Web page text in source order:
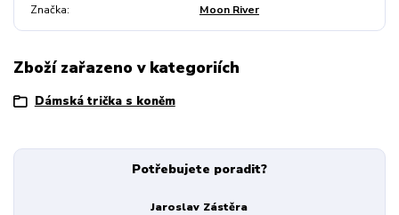
Značka Moon River
Zboží zařazeno v kategoriích
Dámská trička s koněm
Potřebujete poradit?
Jaroslav Zástěra